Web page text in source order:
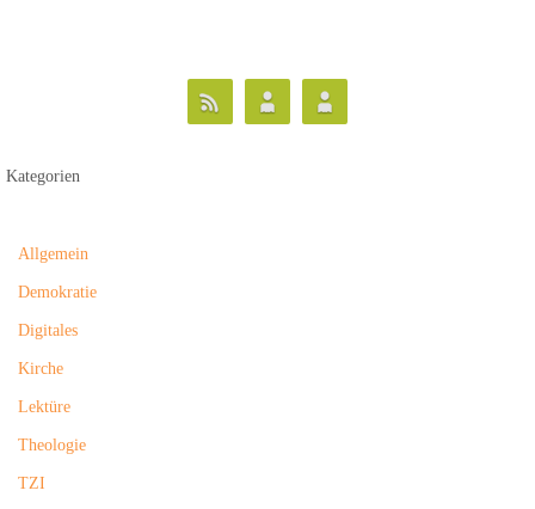
Kategorien
Allgemein
Demokratie
Digitales
Kirche
Lektüre
Theologie
TZI